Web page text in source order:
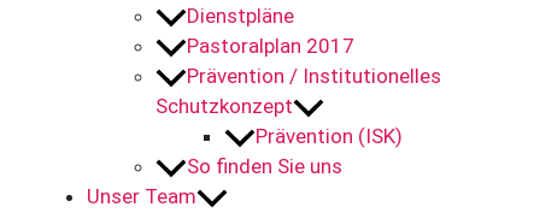
Dienstpläne
Pastoralplan 2017
Prävention / Institutionelles
Schutzkonzept
Prävention (ISK)
So finden Sie uns
Unser Team